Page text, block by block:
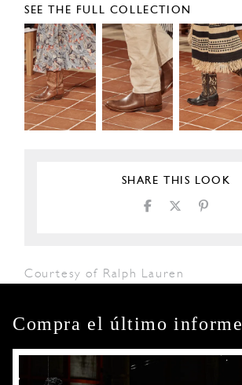
SEE THE FULL COLLECTION
SHARE THIS LOOK
Courtesy of Ralph Lauren
Compra el último informe